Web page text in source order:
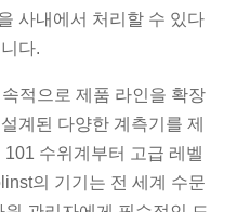
사내에서 처리할 수 있다
다.
적으로 제품 라인을 확장
계된 다양한 계측기를 제
수위계부터 고급 레벨
의 기기는 전 세계 수문